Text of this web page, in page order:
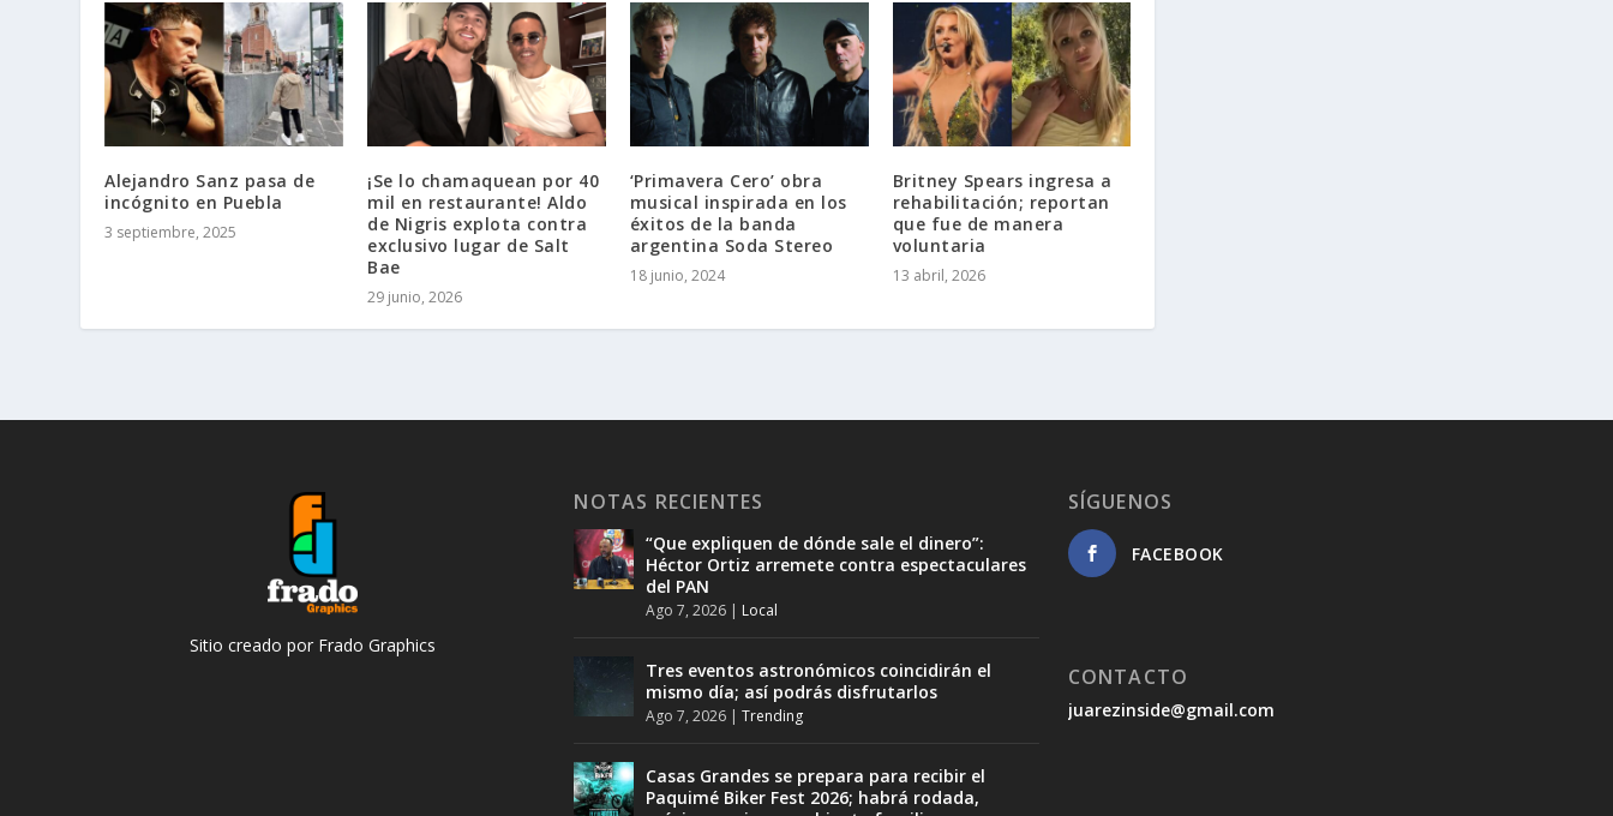
Alejandro Sanz pasa de
incógnito en Puebla
3 septiembre, 2025
¡Se lo chamaquean por 40
mil en restaurante! Aldo
de Nigris explota contra
exclusivo lugar de Salt
Bae
29 junio, 2026
‘Primavera Cero’ obra
musical inspirada en los
éxitos de la banda
argentina Soda Stereo
18 junio, 2024
Britney Spears ingresa a
rehabilitación; reportan
que fue de manera
voluntaria
13 abril, 2026
Sitio creado por Frado Graphics
NOTAS RECIENTES
“Que expliquen de dónde sale el dinero”:
Héctor Ortiz arremete contra espectaculares
del PAN
Ago 7, 2026 | Local
Tres eventos astronómicos coincidirán el
mismo día; así podrás disfrutarlos
Ago 7, 2026 |Trending
Casas Grandes se prepara para recibir el
Paquimé Biker Fest 2026; habrá rodada,
SÍGUENOS
FACEBOOK
CONTACTO
juarezinside@gmail.com